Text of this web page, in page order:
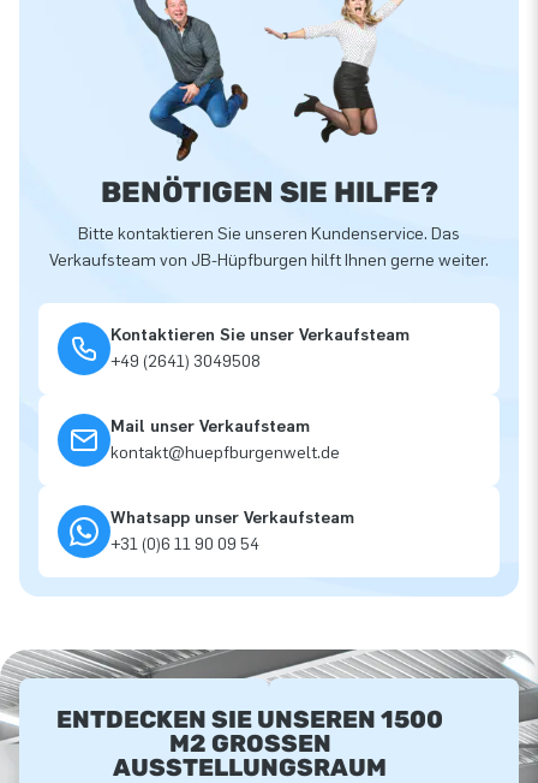
BENÖTIGEN SIE HILFE?
Bitte kontaktieren Sie unseren Kundenservice. Das
Verkaufsteam von JB-Hüpfburgen hilft Ihnen gerne weiter.
Kontaktieren Sie unser Verkaufsteam
+49 (2641) 3049508
Mail unser Verkaufsteam
kontakt@huepfburgenwelt.de
Whatsapp unser Verkaufsteam
+31 (0)6 11 90 09 54
ENTDECKEN SIE UNSEREN 1500
M2 GROSSEN A
USSTELLUNGSRAUM